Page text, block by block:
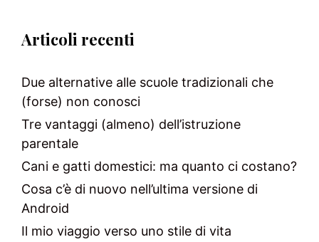
Articoli recenti
Due alternative alle scuole tradizionali che
(forse) non conosci
Tre vantaggi (almeno) dell’istruzione
parentale
Cani e gatti domestici: ma quanto ci costano?
Cosa c’è di nuovo nell’ultima versione di
Android
Il mio viaggio verso uno stile di vita